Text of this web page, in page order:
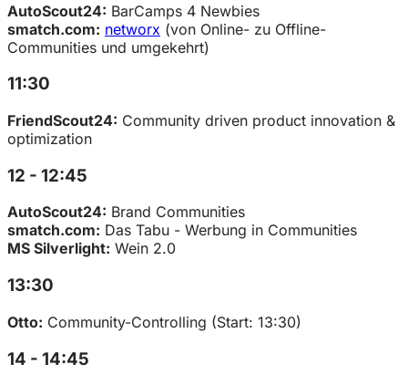
AutoScout24: BarCamps 4 Newbies
smatch.com: networx (von Online- zu Offline-
Communities und umgekehrt)
11:30
FriendScout24: Community driven product innovation &
optimization
12 - 12:45
AutoScout24: Brand Communities
smatch.com: Das Tabu - Werbung in Communities
MS Silverlight: Wein 2.0
13:30
Otto: Community-Controlling (Start: 13:30)
14 - 14:45